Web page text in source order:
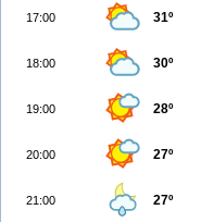
17:00 31º
18:00 30º
19:00 28º
20:00 27º
21:00 27º